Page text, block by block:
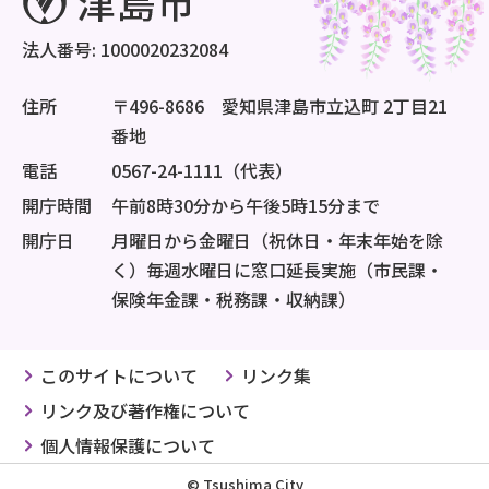
法人番号: 1000020232084
住所
〒496-8686 愛知県津島市立込町 2丁目21
番地
電話
0567-24-1111（代表）
開庁時間
午前8時30分から午後5時15分まで
開庁日
月曜日から金曜日（祝休日・年末年始を除
く）毎週水曜日に窓口延長実施（市民課・
保険年金課・税務課・収納課）
このサイトについて
リンク集
リンク及び著作権について
個人情報保護について
© Tsushima City